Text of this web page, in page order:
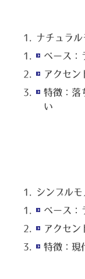
ナチュラル
ベース：
アクセン
特徴：落
い
シンプル
ベース：
アクセン
特徴：現